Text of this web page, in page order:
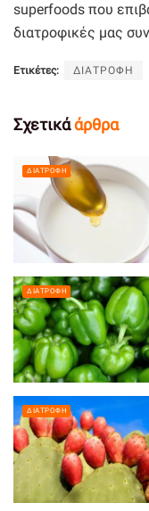
superfoods που
διατροφικές μας
Ετικέτες: ΔΙΑΤΡΟΦΗ
Σχετικάάρθρα
ΔΙΑΤΡΟΦΉ
ΔΙΑΤΡΟΦΉ
ΔΙΑΤΡΟΦΉ